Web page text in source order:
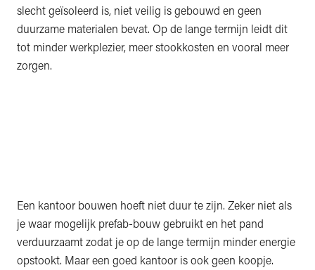
slecht geïsoleerd is, niet veilig is gebouwd en geen
duurzame materialen bevat. Op de lange termijn leidt dit
tot minder werkplezier, meer stookkosten en vooral meer
zorgen.
Een kantoor bouwen hoeft niet duur te zijn. Zeker niet als
je waar mogelijk prefab-bouw gebruikt en het pand
verduurzaamt zodat je op de lange termijn minder energie
opstookt. Maar een goed kantoor is ook geen koopje.